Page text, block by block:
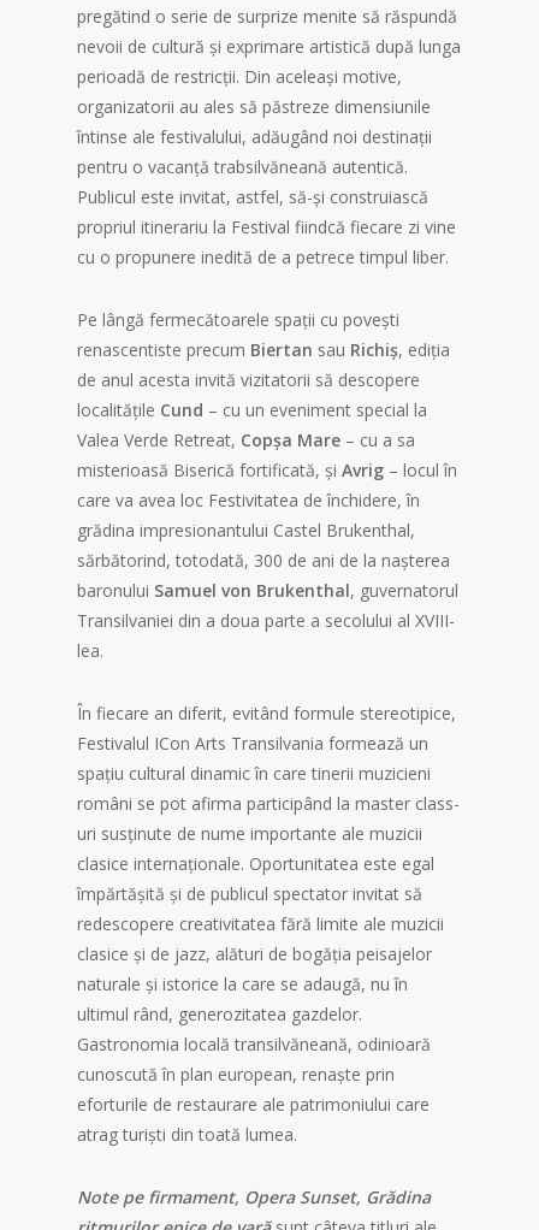
pregătind o serie de surprize menite să răspundă
nevoii de cultură și exprimare artistică după lunga
perioadă de restricții. Din aceleași motive,
organizatorii au ales să păstreze dimensiunile
întinse ale festivalului, adăugând noi destinații
pentru o vacanță trabsilvăneană autentică.
Publicul este invitat, astfel, să-și construiască
propriul itinerariu la Festival fiindcă fiecare zi vine
cu o propunere inedită de a petrece timpul liber.
Pe lângă fermecătoarele spații cu povești
renascentiste precum Biertan sau Richiș, ediția
de anul acesta invită vizitatorii să descopere
localitățile Cund – cu un eveniment special la
Valea Verde Retreat, Copșa Mare – cu a sa
misterioasă Biserică fortificată, și Avrig – locul în
care va avea loc Festivitatea de închidere, în
grădina impresionantului Castel Brukenthal,
sărbătorind, totodată, 300 de ani de la nașterea
baronului Samuel von Brukenthal, guvernatorul
Transilvaniei din a doua parte a secolului al XVIII-
lea.
În fiecare an diferit, evitând formule stereotipice,
Festivalul ICon Arts Transilvania formează un
spațiu cultural dinamic în care tinerii muzicieni
români se pot afirma participând la master class-
uri susținute de nume importante ale muzicii
clasice internaționale. Oportunitatea este egal
împărtășită și de publicul spectator invitat să
redescopere creativitatea fără limite ale muzicii
clasice și de jazz, alături de bogăția peisajelor
naturale și istorice la care se adaugă, nu în
ultimul rând, generozitatea gazdelor.
Gastronomia locală transilvăneană, odinioară
cunoscută în plan european, renaște prin
eforturile de restaurare ale patrimoniului care
atrag turiști din toată lumea.
Note pe firmament, Opera Sunset, Grădina